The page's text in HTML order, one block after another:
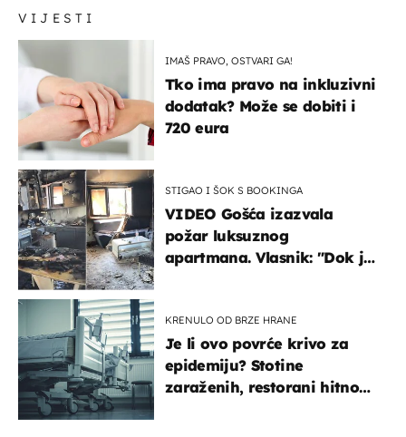
VIJESTI
IMAŠ PRAVO, OSTVARI GA!
Tko ima pravo na inkluzivni
dodatak? Može se dobiti i
720 eura
STIGAO I ŠOK S BOOKINGA
VIDEO Gošća izazvala
požar luksuznog
apartmana. Vlasnik: "Dok je
KRENULO OD BRZE HRANE
Je li ovo povrće krivo za
epidemiju? Stotine
zaraženih, restorani hitno